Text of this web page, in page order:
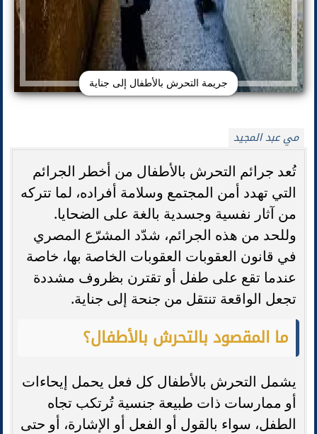
جريمة التحرش بالأطفال إلى جناية
مي عبد المجيد
تُعد جرائم التحرش بالأطفال من أخطر الجرائم
التي تهدد أمن المجتمع وسلامة أفراده، لما تتركه
من آثار نفسية وجسدية بالغة على الضحايا.
وللحد من هذه الجرائم، شدّد المشرّع المصري
في قانون العقوبات العقوبات الخاصة بها، خاصة
عندما تقع على طفل أو تقترن بظروف مشددة
تجعل الواقعة تنتقل من جنحة إلى جناية.
ما المقصود بالتحرش بالأطفال؟
يشمل التحرش بالأطفال كل فعل يحمل إيحاءات
أو ممارسات ذات طبيعة جنسية تُرتكب تجاه
الطفل، سواء بالقول أو الفعل أو الإشارة، أو حتى